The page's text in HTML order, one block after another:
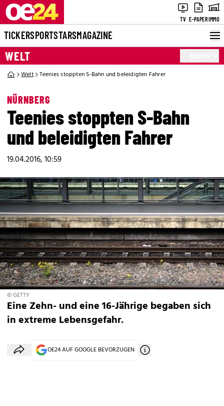
TV E-PAPERIMMO
TICKERSPORTSTARSMAGAZINE
WELT
Welt Teenies stoppten S-Bahn und beleidigten Fahrer
NÜRNBERG
Teenies stoppten S-Bahn
und beleidigten Fahrer
19.04.2016, 10:59
© GETTY
Eine Zehn- und eine 16-Jährige begaben sich
in extreme Lebensgefahr.
OE24 AUF GOOGLE BEVORZUGEN